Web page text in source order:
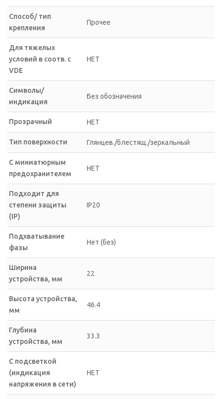
Способ/ тип
крепления
Прочее
Для тяжелых
условий в соотв. с
VDE
НЕТ
Символы/
индикация
Без обозначения
Прозрачный НЕТ
Тип поверхности Глянцев./блестящ./зеркальный
С миниатюрным
предохранителем
НЕТ
Подходит для
степени защиты
(IP)
IP20
Подхватывание
фазы
Нет (без)
Ширина
устройства, мм
22
Высота устройства,
мм
46.4
Глубина
устройства, мм
33.3
С подсветкой
(индикация
напряжения в сети)
НЕТ